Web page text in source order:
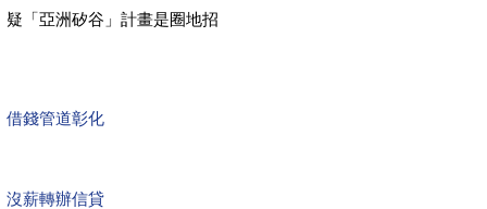
疑「亞洲矽谷」計畫是圈地招
借錢管道彰化
沒薪轉辦信貸